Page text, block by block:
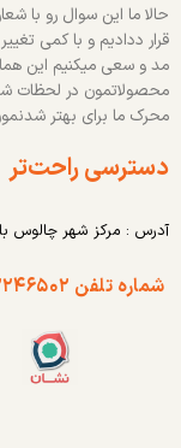
حالا ما این سوال رو با
قرار ددادیم و با کمی
مد و سعی میکنیم این
محصولاتمون در لحظات
محرک ما برای بهتر
دسترسی راحت‌تر
آدرس : مرکز شهر چالوس
شماره تلفن ۰۱۱۵۲۲۴۶۵۰۲